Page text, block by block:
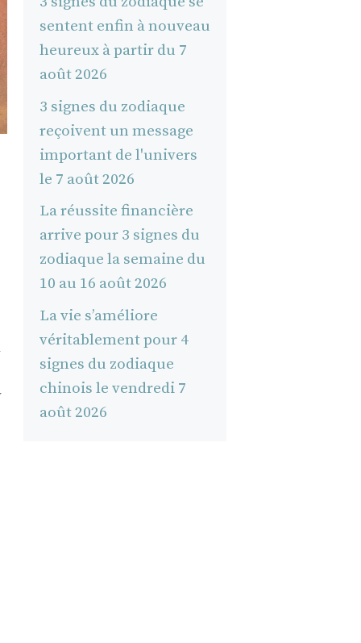
sentent enfin à nouveau
heureux à partir du 7
août 2026
3 signes du zodiaque
reçoivent un message
important de l'univers
le 7 août 2026
La réussite financière
arrive pour 3 signes du
zodiaque la semaine du
10 au 16 août 2026
La vie s’améliore
véritablement pour 4
signes du zodiaque
chinois le vendredi 7
août 2026